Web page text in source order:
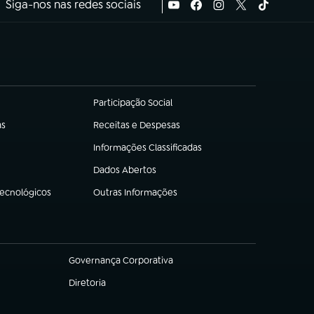
Siga-nos nas redes sociais
Participação Social
(abre em nova aba)
Receitas e Despesas
(abre em nova aba)
Informações Classificadas
(abre em nova aba)
Dados Abertos
(abre em nova aba)
Outras Informações
(abre em nova aba)
Governança Corporativa
(abre em nova aba)
Diretoria
(abre em nova aba)